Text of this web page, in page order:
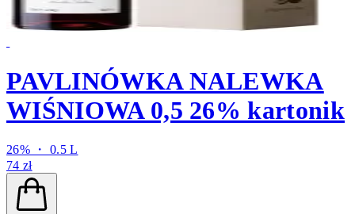
PAVLINÓWKA NALEWKA
WIŚNIOWA 0,5 26% kartonik
26% ・ 0.5 L
74 zł